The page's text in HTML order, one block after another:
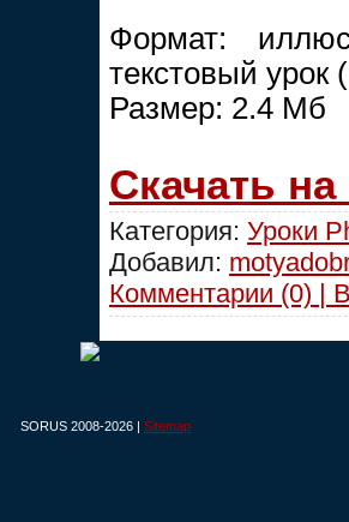
Формат:
текстовый урок
Размер: 2.4 Мб
Скачать
Категория: Уроки
Добавил:
Комментарии (0) |
SORUS 2008-2026 | Sitemap